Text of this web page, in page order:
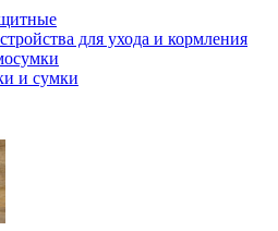
для ухода и кормления
и сумки